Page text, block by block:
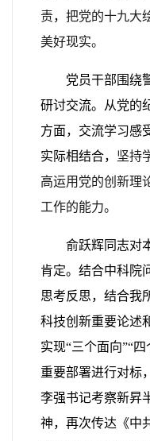
责， 把党的十九大
美好现实。
党员干部围绕
研讨交流。从党的
方面，交流学习感
实际相结合， 坚持
高运用党的创新理
工作的能力。
俞跃辉同志对
肯定。结合中科院
思考反思，结合我
科技创新重要论述
实现“三个面向”“
重要部署进行对标
李强书记考察新昇
神，再次传达《中